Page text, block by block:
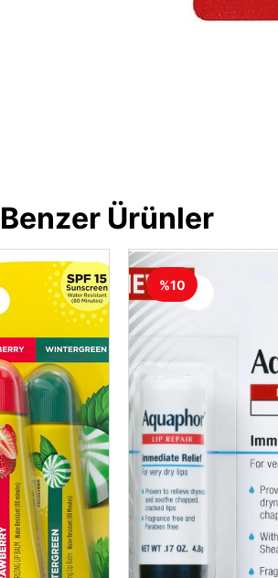
Benzer Ürünler
%10